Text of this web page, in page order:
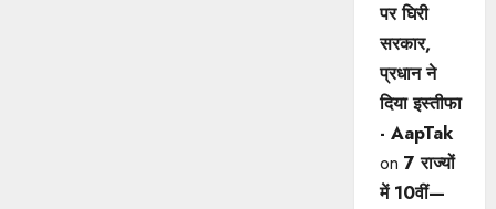
पर घिरी
सरकार,
प्रधान ने
दिया इस्तीफा
- AapTak
on 7 राज्यों
में 10वीं—